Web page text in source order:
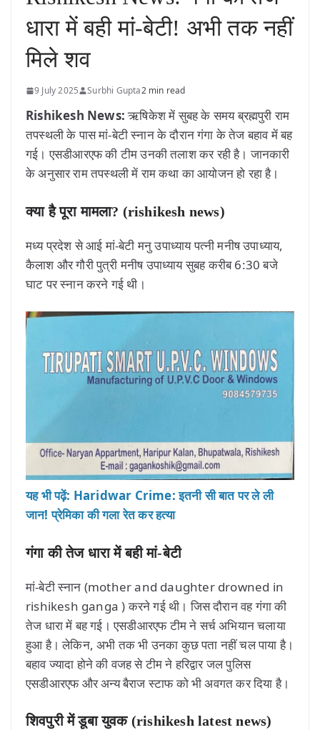
धारा में बही मां-बेटी! अभी तक नहीं
मिले शव
9 July 2025 Surbhi Gupta2 min read
Rishikesh News:ऋषिकेश में सुबह के समय ब्रह्मपुरी राम
तपस्थली के पास मां-बेटी स्नान के दौरान गंगा के तेज बहाव में बह
गई। एसडीआरएफ की टीम उनकी तलाश कर रही है। जानकारी
के अनुसार राम तपस्थली में राम कथा का आयोजन हो रहा है।
क्या है पूरा मामला? (rishikesh news)
मध्य प्रदेश से आई मां-बेटी मनु उपाध्याय पत्नी मनीष उपाध्याय,
कैलाश और गौरी पुत्री मनीष उपाध्याय सुबह करीब 6:30 बजे
घाट पर स्नान करने गई थी।
यह भी पढ़ें: Haridwar Crime: इतनी सी बात पर ले ली
जान! प्रेमिका की गला रेत कर हत्या
गंगा की तेज धारा में बही मां-बेटी
मां-बेटी स्नान (mother and daughter drowned in
rishikesh ganga ) करने गई थी। जिस दौरान वह गंगा की
तेज धारा में बह गई। एसडीआरएफ टीम ने सर्च अभियान चलाया
हुआ है। लेकिन, अभी तक भी उनका कुछ पता नहीं चल पाया है।
बहाव ज्यादा होने की वजह से टीम ने हरिद्वार जल पुलिस
एसडीआरएफ और अन्य बैराज स्टाफ को भी अवगत कर दिया है।
शिवपुरी में डूबा युवक (rishikesh latest news)